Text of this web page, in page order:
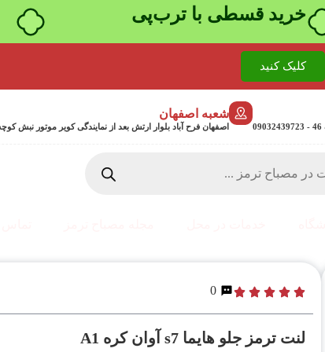
۴ قسط، بدون کارمزد
کلیک کنید
شعبه اصفهان
اصفهان فرح آباد بلوار ارتش بعد از نمایندگی کویر موتور نبش کوچه جمشیدی 24 پلاک
0
لنت ترمز جلو هایما s7 آوان کره A1